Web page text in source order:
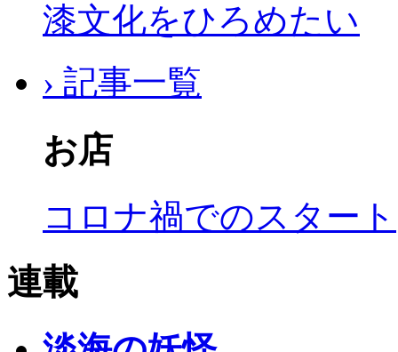
漆文化をひろめたい
› 記事一覧
お店
コロナ禍でのスタート
連載